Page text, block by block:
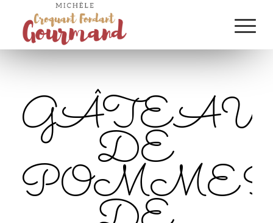
GÂTEAU
DE